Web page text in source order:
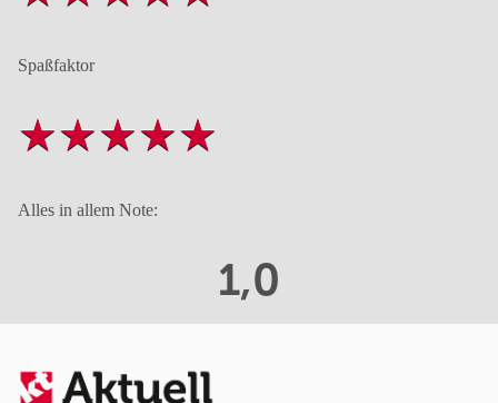
Spaßfaktor
Alles in allem Note:
1,0